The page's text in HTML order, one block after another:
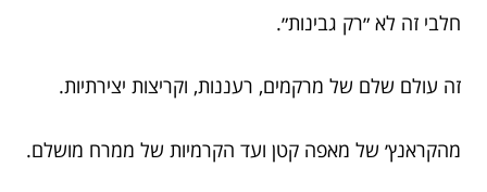
חלבי זה לא ״רק גבינות״.
זה עולם שלם של מרקמים, רעננות, וקריצות יצירתיות.
מהקראנץ׳ של מאפה קטן ועד הקרמיות של ממרח מושלם.